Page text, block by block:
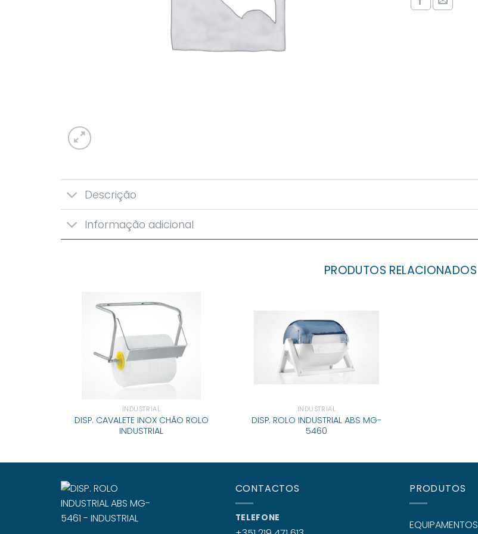
Descrição
Informação adicional
PRODUTOS RELACIONADOS
INDUSTRIAL
DISP. CAVALETE INOX CHÃO ROLO
INDUSTRIAL
INDUSTRIAL
DISP. ROLO INDUSTRIAL ABS MG-
5460
CONTACTOS
TELEFONE
PRODUTOS
EQUIPAMENTOS